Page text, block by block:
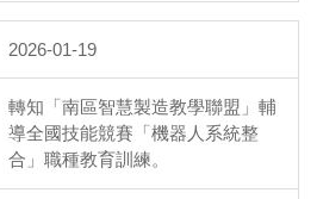
2026-01-19
轉知「南區智慧製造教學聯盟」輔
導全國技能競賽「機器人系統整
合」職種教育訓練。